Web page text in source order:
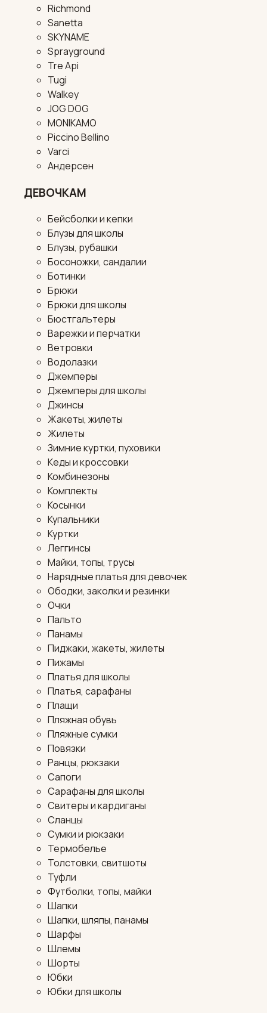
Richmond
Sanetta
SKYNAME
Sprayground
Tre Api
Tugi
Walkey
JOG DOG
MONIKAMO
Piccino Bellino
Varci
Андерсен
ДЕВОЧКАМ
Бейсболки и кепки
Блузы для школы
Блузы, рубашки
Босоножки, сандалии
Ботинки
Брюки
Брюки для школы
Бюстгальтеры
Варежки и перчатки
Ветровки
Водолазки
Джемперы
Джемперы для школы
Джинсы
Жакеты, жилеты
Жилеты
Зимние куртки, пуховики
Кеды и кроссовки
Комбинезоны
Комплекты
Косынки
Купальники
Куртки
Леггинсы
Майки, топы, трусы
Нарядные платья для девочек
Ободки, заколки и резинки
Очки
Пальто
Панамы
Пиджаки, жакеты, жилеты
Пижамы
Платья для школы
Платья, сарафаны
Плащи
Пляжная обувь
Пляжные сумки
Повязки
Ранцы, рюкзаки
Сапоги
Сарафаны для школы
Свитеры и кардиганы
Сланцы
Сумки и рюкзаки
Термобелье
Толстовки, свитшоты
Туфли
Футболки, топы, майки
Шапки
Шапки, шляпы, панамы
Шарфы
Шлемы
Шорты
Юбки
Юбки для школы